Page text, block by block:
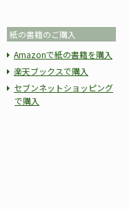
紙の書籍のご購入
Amazonで紙の書籍を購入
楽天ブックスで購入
セブンネットショッピング
で購入